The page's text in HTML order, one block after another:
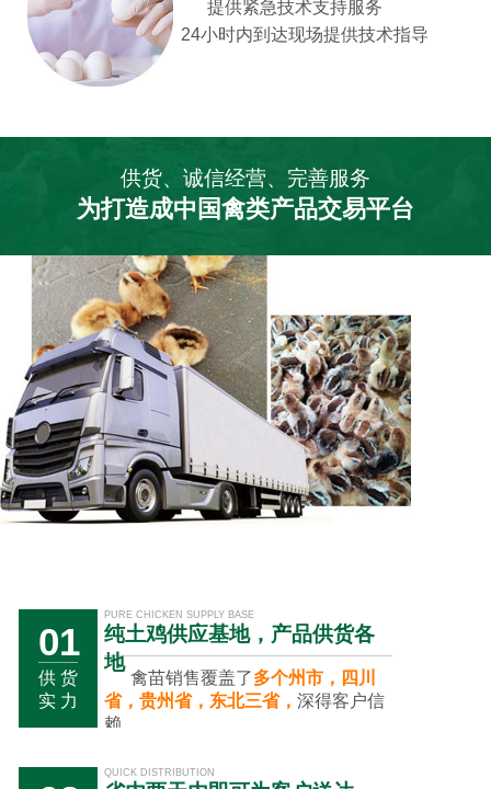
提供紧急技术支持服务
24小时内到达现场提供技术指导
供货、诚信经营、完善服务
为打造成中国禽类产品交易平台
01
供 货
实 力
PURE CHICKEN SUPPLY BASE
纯土鸡供应基地，产品供货各
地
禽苗销售覆盖了多个州市，四川
省，贵州省，东北三省，深得客户信
赖。
QUICK DISTRIBUTION